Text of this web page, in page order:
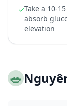
✓Take a 10-
absorb
elevation
🥗